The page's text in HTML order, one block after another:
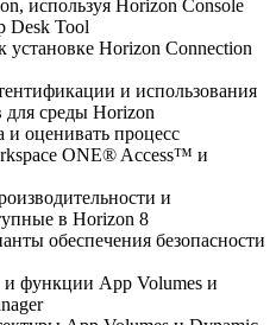
используя Horizon Console
Desk Tool
установке Horizon Connection
и использования
среды Horizon
оценивать процесс
ONE® Access™ и
и
в Horizon 8
обеспечения безопасности
функции App Volumes и